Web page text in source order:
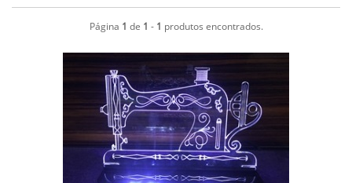
Página 1 de 1 - 1 produtos encontrados.